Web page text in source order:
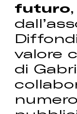
futuro
valore
di